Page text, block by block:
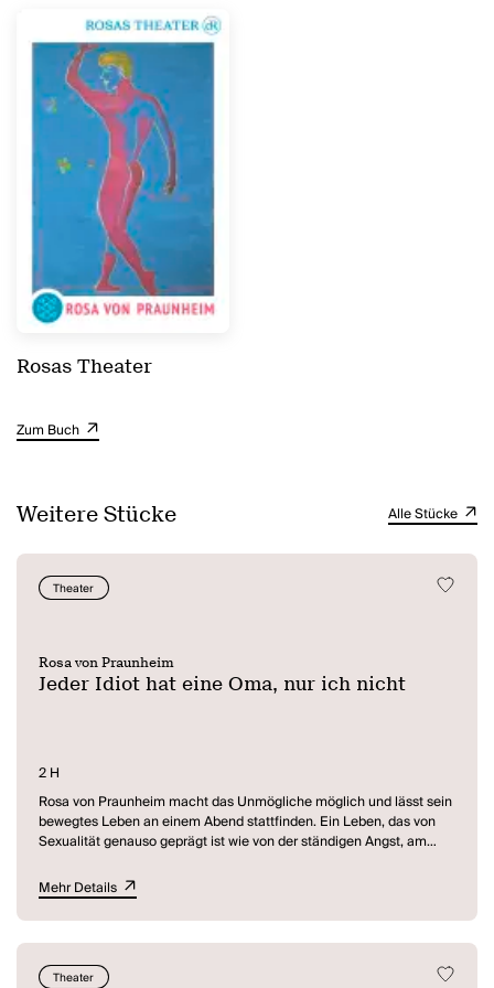
Rosas Theater
Zum Buch
Weitere Stücke Alle Stücke
Theater
Rosa von Praunheim
Jeder Idiot hat eine Oma, nur ich nicht
2 H
Rosa von Praunheim macht das Unmögliche möglich und lässt sein
bewegtes Leben an einem Abend stattfinden. Ein Leben, das von
Sexualität genauso geprägt ist wie von der ständigen Angst, am
Abenteuern in New York und Los Angeles, gibt es
Wiederbegegnungen der ganz eignen Art mit Lotti Huber, Tante Luzi
und mit Rosas Mutter.
In frech-frivolen Songs mit Titeln wie
oderSex After Death
Mehr Details
Theater